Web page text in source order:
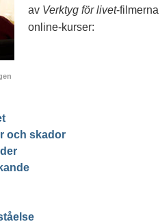
av Verktyg för livet-
online-kurser:
och skador